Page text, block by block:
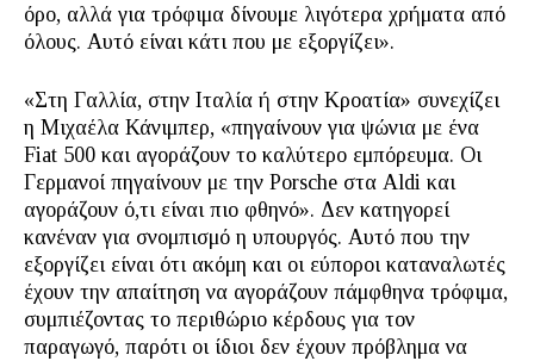
όρο, αλλά για τρόφιμα δίνουμε λιγότερα χρήματα από
όλους. Αυτό είναι κάτι που με εξοργίζει».
«Στη Γαλλία, στην Ιταλία ή στην Κροατία» συνεχίζει
η Μιχαέλα Κάνιμπερ, «πηγαίνουν για ψώνια με ένα
Fiat 500 και αγοράζουν το καλύτερο εμπόρευμα. Οι
Γερμανοί πηγαίνουν με την Porsche στα Aldi και
αγοράζουν ό,τι είναι πιο φθηνό». Δεν κατηγορεί
κανέναν για σνομπισμό η υπουργός. Αυτό που την
εξοργίζει είναι ότι ακόμη και οι εύποροι καταναλωτές
έχουν την απαίτηση να αγοράζουν πάμφθηνα τρόφιμα,
συμπιέζοντας το περιθώριο κέρδους για τον
παραγωγό, παρότι οι ίδιοι δεν έχουν πρόβλημα να